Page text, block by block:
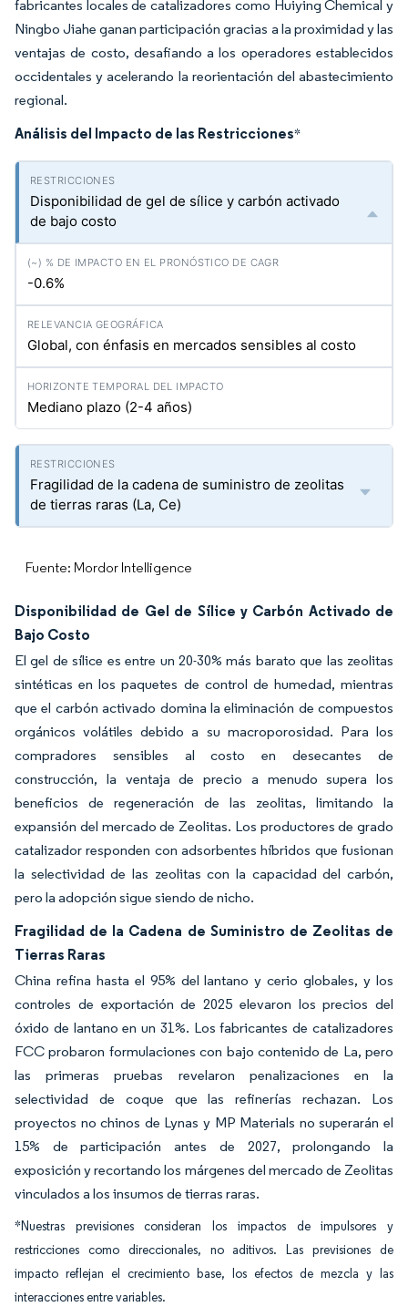
fabricantes locales de catalizadores como Huiying Chemical y
Ningbo Jiahe ganan participación gracias a la proximidad y las
ventajas de costo, desafiando a los operadores establecidos
occidentales y acelerando la reorientación del abastecimiento
regional.
Análisis del Impacto de las Restricciones*
Disponibilidad de gel de sílice y carbón activado
de bajo costo
-0.6%
Global, con énfasis en mercados sensibles al costo
Mediano plazo (2-4 años)
Fragilidad de la cadena de suministro de zeolitas
de tierras raras (La, Ce)
Fuente: Mordor Intelligence
Disponibilidad de Gel de Sílice y Carbón Activado de
Bajo Costo
El gel de sílice es entre un 20-30% más barato que las zeolitas
sintéticas en los paquetes de control de humedad, mientras
que el carbón activado domina la eliminación de compuestos
orgánicos volátiles debido a su macroporosidad. Para los
compradores sensibles al costo en desecantes de
construcción, la ventaja de precio a menudo supera los
beneficios de regeneración de las zeolitas, limitando la
expansión del mercado de Zeolitas. Los productores de grado
catalizador responden con adsorbentes híbridos que fusionan
la selectividad de las zeolitas con la capacidad del carbón,
pero la adopción sigue siendo de nicho.
Fragilidad de la Cadena de Suministro de Zeolitas de
Tierras Raras
China refina hasta el 95% del lantano y cerio globales, y los
controles de exportación de 2025 elevaron los precios del
óxido de lantano en un 31%. Los fabricantes de catalizadores
FCC probaron formulaciones con bajo contenido de La, pero
las primeras pruebas revelaron penalizaciones en la
selectividad de coque que las refinerías rechazan. Los
proyectos no chinos de Lynas y MP Materials no superarán el
15% de participación antes de 2027, prolongando la
exposición y recortando los márgenes del mercado de Zeolitas
vinculados a los insumos de tierras raras.
*Nuestras previsiones consideran los impactos de impulsores y
restricciones como direccionales, no aditivos. Las previsiones de
impacto reflejan el crecimiento base, los efectos de mezcla y las
interacciones entre variables.